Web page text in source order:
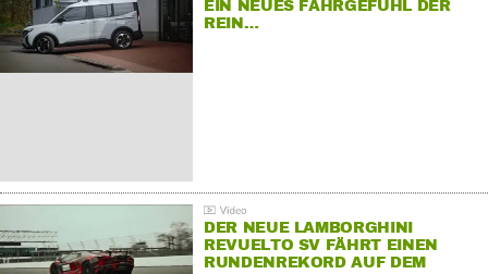
EIN NEUES FAHRGEFÜHL DER
REIN…
DER NEUE LAMBORGHINI
REVUELTO SV FÄHRT EINEN
RUNDENREKORD AUF DEM